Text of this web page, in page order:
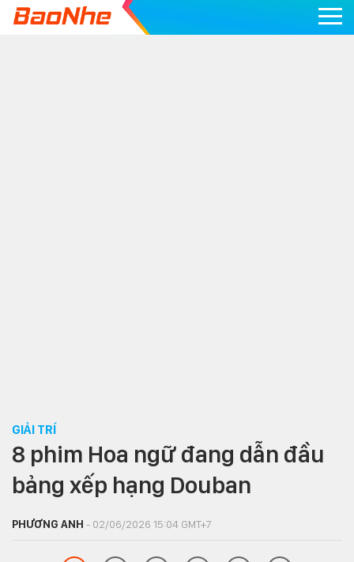
GIẢI TRÍ
8 phim Hoa ngữ đang dẫn đầu
bảng xếp hạng Douban
PHƯƠNG ANH - 02/06/2026 15:04 GMT+7